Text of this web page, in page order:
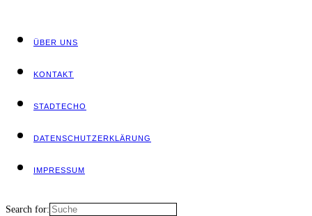
ÜBER UNS
KON­TAKT
STADT­ECHO
DATEN­SCHUTZ­ER­KLÄ­RUNG
IMPRES­SUM
Search for: